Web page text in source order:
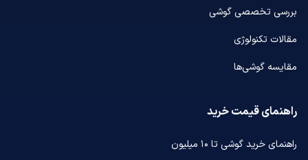
بررسی تخصصی گوشی
مقالات تکنولوژی
مقایسه گوشی‌ها
راهنمای قیمت خرید
راهنمای خرید گوشی تا ۱۰ میلیون